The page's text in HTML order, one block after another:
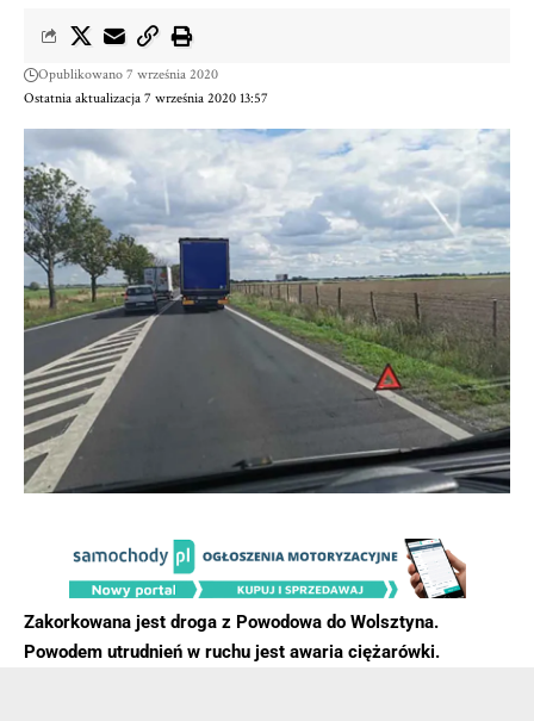
Ostatnia aktualizacja 7 września 2020 13:57
Opublikowano 7 września 2020
Zakorkowana jest droga z Powodowa do Wolsztyna.
Powodem utrudnień w ruchu jest awaria ciężarówki.